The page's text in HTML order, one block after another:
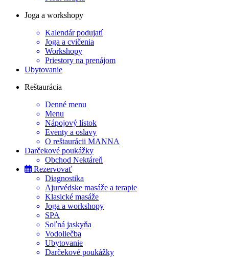
Joga a workshopy
Kalendár podujatí
Joga a cvičenia
Workshopy
Priestory na prenájom
Ubytovanie
Reštaurácia
Denné menu
Menu
Nápojový lístok
Eventy a oslavy
O reštaurácii MANNA
Darčekové poukážky
Obchod Nektáreň
Rezervovať
Diagnostika
Ajurvédske masáže a terapie
Klasické masáže
Joga a workshopy
SPA
Soľná jaskyňa
Vodoliečba
Ubytovanie
Darčekové poukážky